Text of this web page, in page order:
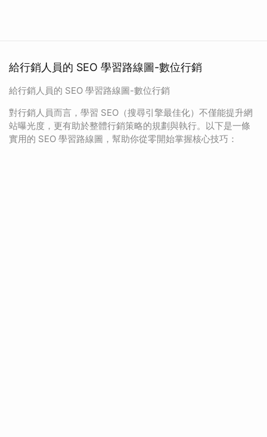
給行銷人員的 SEO 學習路線圖-數位行銷
給行銷人員的 SEO 學習路線圖-數位行銷
對行銷人員而言，學習 SEO（搜尋引擎最佳化）不僅能提升網
站曝光度，更有助於整體行銷策略的規劃與執行。以下是一條
實用的 SEO 學習路線圖，幫助你從零開始掌握核心技巧：